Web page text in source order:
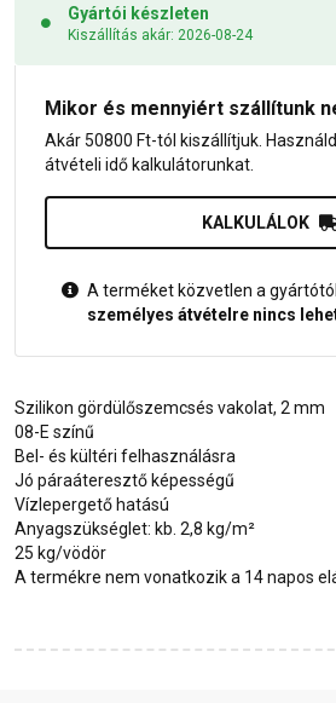
Gyártói készleten
Kiszállítás akár: 2026-08-24
Mikor és mennyiért szállítunk
Akár 50800 Ft-tól kiszállítjuk.
átvételi idő kalkulátorunkat.
KALKULÁLOK
A terméket közvetlen a
személyes átvételre nincs
Szilikon gördülőszemcsés vakolat, 2 mm
08-E színű
Bel- és kültéri felhasználásra
Jó páraáteresztő képességű
Vízlepergető hatású
Anyagszükséglet: kb. 2,8 kg/m²
25 kg/vödör
A termékre nem vonatkozik a 14 napos